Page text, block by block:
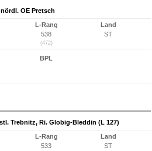
OE Pretsch
L-Rang
538
(472)
Land
ST
BPL
Trebnitz, Ri. Globig-Bleddin (L 127)
L-Rang
533
Land
ST